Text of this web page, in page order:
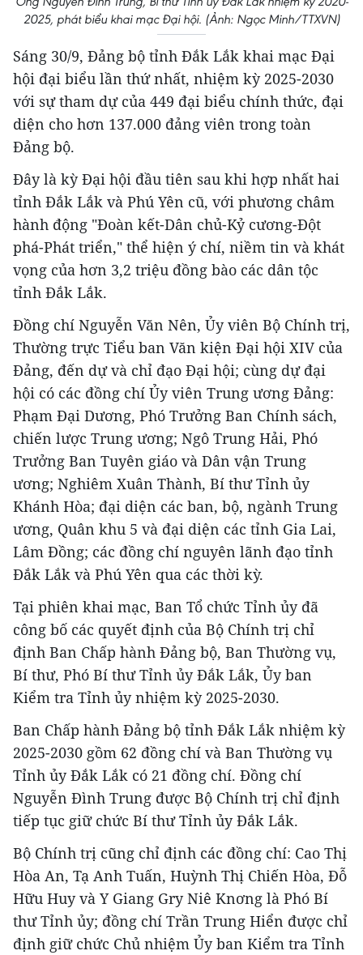
2025, phát biểu khai mạc Đại hội. (Ảnh: Ngọc Minh/TTXVN)
Sáng 30/9, Đảng bộ tỉnh Đắk Lắk khai mạc Đại
hội đại biểu lần thứ nhất, nhiệm kỳ 2025-2030
với sự tham dự của 449 đại biểu chính thức, đại
diện cho hơn 137.000 đảng viên trong toàn
Đảng bộ.
Đây là kỳ Đại hội đầu tiên sau khi hợp nhất hai
tỉnh Đắk Lắk và Phú Yên cũ, với phương châm
hành động "Đoàn kết-Dân chủ-Kỷ cương-Đột
phá-Phát triển," thể hiện ý chí, niềm tin và khát
vọng của hơn 3,2 triệu đồng bào các dân tộc
tỉnh Đắk Lắk.
Đồng chí Nguyễn Văn Nên, Ủy viên Bộ Chính trị,
Thường trực Tiểu ban Văn kiện Đại hội XIV của
Đảng, đến dự và chỉ đạo Đại hội; cùng dự đại
hội có các đồng chí Ủy viên Trung ương Đảng:
Phạm Đại Dương, Phó Trưởng Ban Chính sách,
chiến lược Trung ương; Ngô Trung Hải, Phó
Trưởng Ban Tuyên giáo và Dân vận Trung
ương; Nghiêm Xuân Thành, Bí thư Tỉnh ủy
Khánh Hòa; đại diện các ban, bộ, ngành Trung
ương, Quân khu 5 và đại diện các tỉnh Gia Lai,
Lâm Đồng; các đồng chí nguyên lãnh đạo tỉnh
Đắk Lắk và Phú Yên qua các thời kỳ.
Tại phiên khai mạc, Ban Tổ chức Tỉnh ủy đã
công bố các quyết định của Bộ Chính trị chỉ
định Ban Chấp hành Đảng bộ, Ban Thường vụ,
Bí thư, Phó Bí thư Tỉnh ủy Đắk Lắk, Ủy ban
Kiểm tra Tỉnh ủy nhiệm kỳ 2025-2030.
Ban Chấp hành Đảng bộ tỉnh Đắk Lắk nhiệm kỳ
2025-2030 gồm 62 đồng chí và Ban Thường vụ
Tỉnh ủy Đắk Lắk có 21 đồng chí. Đồng chí
Nguyễn Đình Trung được Bộ Chính trị chỉ định
tiếp tục giữ chức Bí thư Tỉnh ủy Đắk Lắk.
Bộ Chính trị cũng chỉ định các đồng chí: Cao Thị
Hòa An, Tạ Anh Tuấn, Huỳnh Thị Chiến Hòa, Đỗ
Hữu Huy và Y Giang Gry Niê Knơng là Phó Bí
thư Tỉnh ủy; đồng chí Trần Trung Hiển được chỉ
định giữ chức Chủ nhiệm Ủy ban Kiểm tra Tỉnh